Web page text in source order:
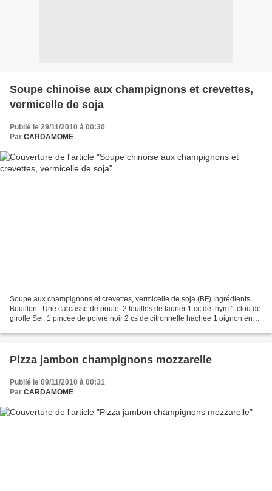
Soupe chinoise aux champignons et crevettes,
vermicelle de soja
Publié le 29/11/2010 à 00:30
Par CARDAMOME
Soupe aux champignons et crevettes, vermicelle de soja (BF) Ingrédients
Bouillon : Une carcasse de poulet 2 feuilles de laurier 1 cc de thym 1 clou de
girofle Sel, 1 pincée de poivre noir 2 cs de citronnelle hachée 1 oignon en
Pizza jambon champignons mozzarelle
Publié le 09/11/2010 à 00:31
Par CARDAMOME